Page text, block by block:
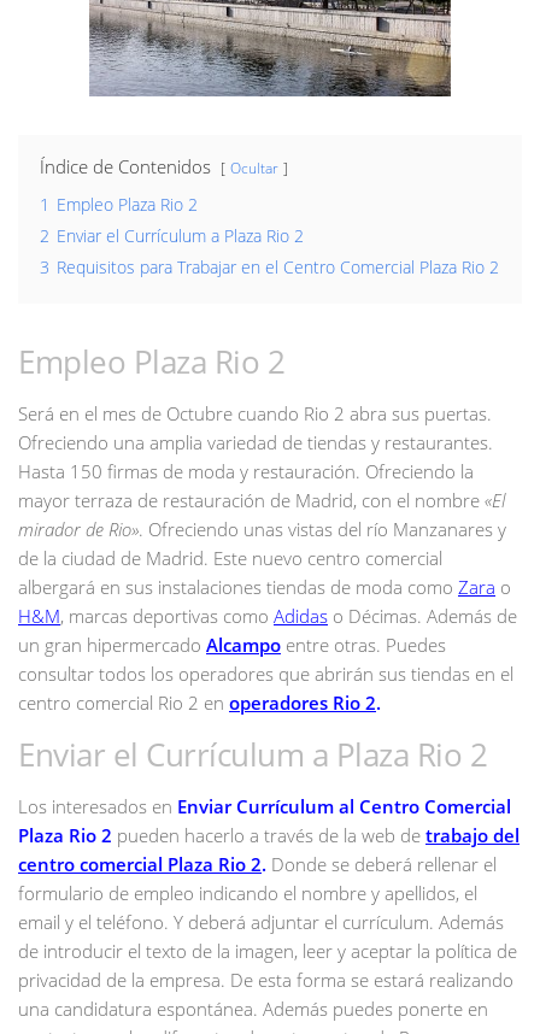
Índice de Contenidos Ocultar
1 Empleo Plaza Rio 2
2 Enviar el Currículum a Plaza Rio 2
3 Requisitos para Trabajar en el Centro Comercial Plaza Rio 2
Empleo Plaza Rio 2
Será en el mes de Octubre cuando Rio 2 abra sus puertas.
Ofreciendo una amplia variedad de tiendas y restaurantes.
Hasta 150 firmas de moda y restauración. Ofreciendo la
mayor terraza de restauración de Madrid, con el nombre «El
mirador de Rio». Ofreciendo unas vistas del río Manzanares y
de la ciudad de Madrid. Este nuevo centro comercial
albergará en sus instalaciones tiendas de moda como Zara o
H&M, marcas deportivas como Adidas o Décimas. Además de
un gran hipermercado Alcampo entre otras. Puedes
consultar todos los operadores que abrirán sus tiendas en el
centro comercial Rio 2 en operadores Rio 2.
Enviar el Currículum a Plaza Rio 2
Los interesados en Enviar Currículum al Centro Comercial
Plaza Rio 2 pueden hacerlo a través de la web de trabajo del
centro comercial Plaza Rio 2. Donde se deberá rellenar el
formulario de empleo indicando el nombre y apellidos, el
email y el teléfono. Y deberá adjuntar el currículum. Además
de introducir el texto de la imagen, leer y aceptar la política de
privacidad de la empresa. De esta forma se estará realizando
una candidatura espontánea. Además puedes ponerte en